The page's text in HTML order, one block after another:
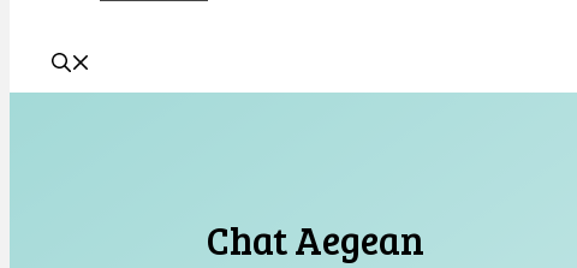
Chat Aegean